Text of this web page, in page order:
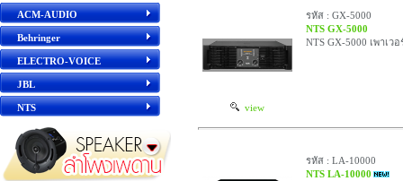
ACM-AUDIO
Behringer
ELECTRO-VOICE
JBL
NTS view
รหัส : GX-5000
NTS GX-5000
NTS GX-5000 เพาเว
รหัส : LA-10000
NTS LA-10000